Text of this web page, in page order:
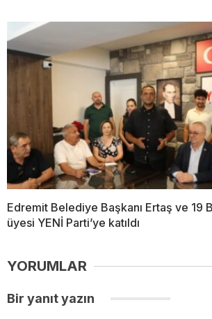
Edremit Belediye Başkanı Ertaş ve 19
üyesi YENİ Parti’ye katıldı
YORUMLAR
Bir yanıt yazın